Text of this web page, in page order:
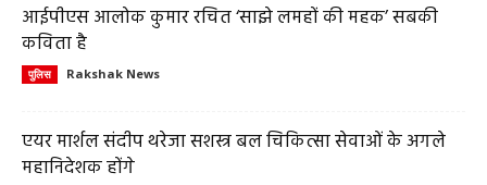
आईपीएस आलोक कुमार रचित ‘साझे लमहों की महक’ सबकी
कविता है
पुलिस Rakshak News
एयर मार्शल संदीप थरेजा सशस्त्र बल चिकित्सा सेवाओं के अगले
महानिदेशक होंगे